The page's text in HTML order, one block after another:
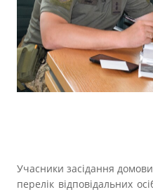
Учасники засідання
перелік відповідальних